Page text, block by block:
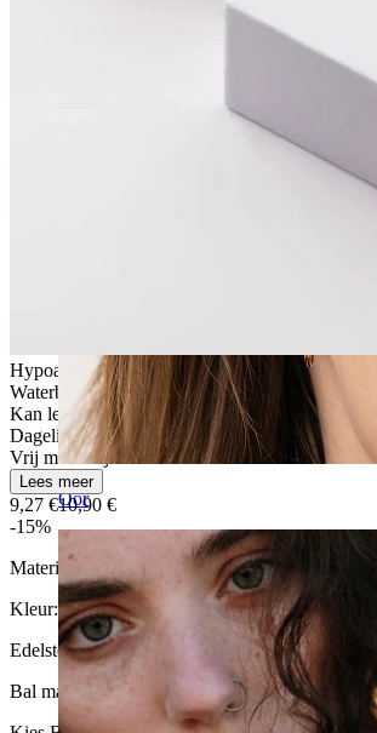
Oor
Hypoallergeen
Waterbestendig
Kan levenslang meegaan
Dagelijks gebruik
Vrij makkelijk
Lees meer
9,27 €10,90 €
-15%
Materiaal:
Titanium
Kleur:Zilverkleurig
Edelsteen kleur:Transparant
Bal maat